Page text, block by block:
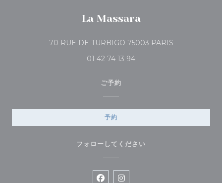
La Massara
70 RUE DE TURBIGO 75003 PARIS((新しいウィン
01 42 74 13 94
ご予約
予約
フォローしてください